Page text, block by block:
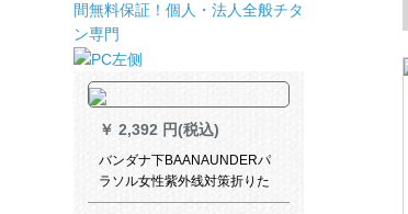
￥ 2,392 円(税込)
バンダナ下BAANAUNDERパ
ラソル女性紫外线対策折りた
たみた傘晴雨兼用ミニベロシ